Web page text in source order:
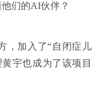
们的AI伙伴？
，加入了“自闭症儿
宇也成为了该项目